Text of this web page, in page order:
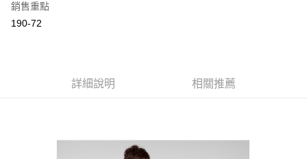
銷售重點
190-72
詳細說明 相關推薦